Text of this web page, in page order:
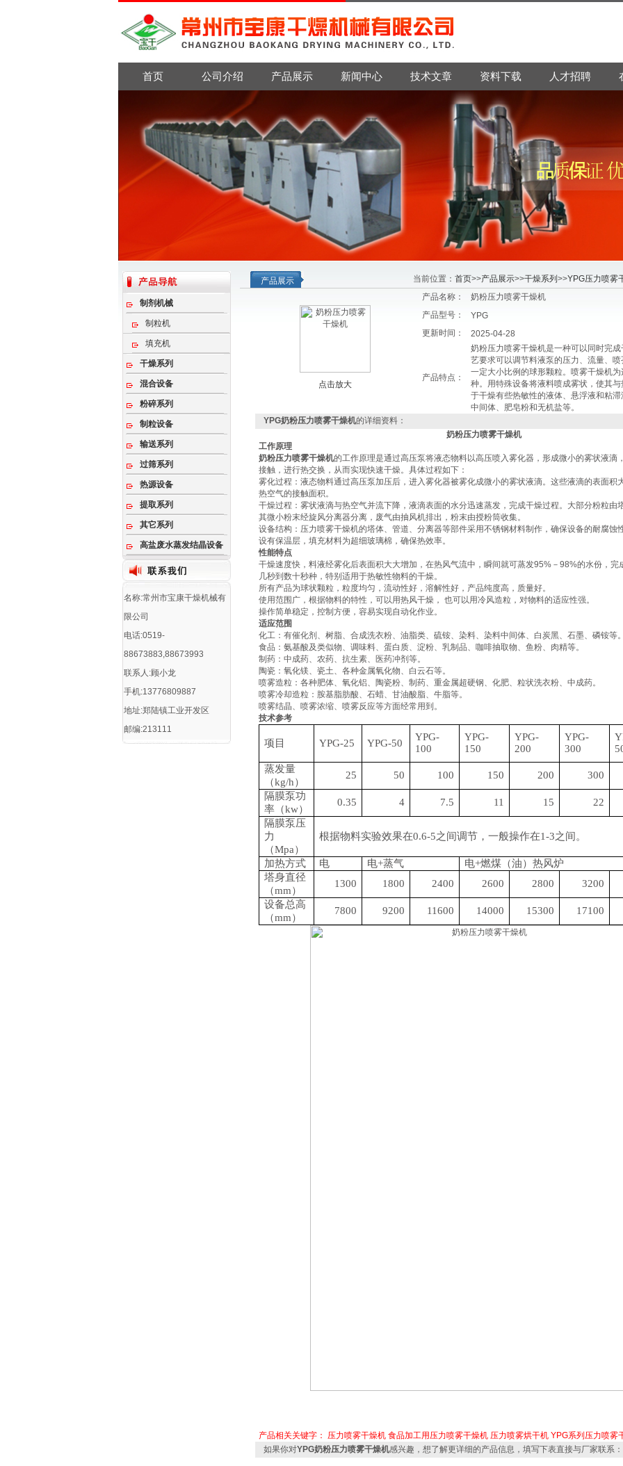
首页 公司介绍 产品展示 新闻中心 技术文章 资料下载 人才招聘
制剂机械
制粒机
填充机
干燥系列
混合设备
粉碎系列
制粒设备
输送系列
过筛系列
热源设备
提取系列
其它系列
高盐废水蒸发结晶设备
名称:常州市宝康干燥机械有
限公司
电话:0519-
88673883,88673993
联系人:顾小龙
手机:13776809887
地址:郑陆镇工业开发区
邮编:213111
产品展示 当前位置： 首页>>产品展示>>干燥系列 >>YPG压力喷雾
点击放大
产品名称：
奶粉压力喷雾干燥机
产品型号：
YPG
更新时间：
2025-04-28
产品特点：
奶粉压力喷雾干燥机是一种可以同时完
艺要求可以调节料液泵的压力、流量、
一定大小比例的球形颗粒。喷雾干燥机
种。用特殊设备将液料喷成雾状，使其
于干燥有些热敏性的液体、悬浮液和粘滞
中间体、肥皂粉和无机盐等。
YPG奶粉压力喷雾干燥机的详细资料：
奶粉压力喷雾干燥机
工作原理
奶粉压力喷雾干燥机的工作原理‌是通过高压泵将液态物料以高压喷入雾化器，形成微小的雾状液滴
接触，进行热交换，从而实现快速干燥。具体过程如下：
雾化过程‌：液态物料通过高压泵加压后，进入雾化器被雾化成微小的雾状液滴。这些液滴的表面积
热空气的接触面积‌。
干燥过程‌：雾状液滴与热空气并流下降，液滴表面的水分迅速蒸发，完成干燥过程。大部分粉粒由
其微小粉末经旋风分离器分离，废气由抽风机排出，粉末由授粉筒收集‌。
设备结构‌：压力喷雾干燥机的塔体、管道、分离器等部件采用不锈钢材料制作，确保设备的耐腐蚀
设有保温层，填充材料为超细玻璃棉，确保热效率‌。
性能特点
干燥速度快，料液经雾化后表面积大大增加，在热风气流中，瞬间就可蒸发95%－98%的水份，完
几秒到数十秒种，特别适用于热敏性物料的干燥。
所有产品为球状颗粒，粒度均匀，流动性好，溶解性好，产品纯度高，质量好。
使用范围广，根据物料的特性，可以用热风干燥， 也可以用冷风造粒，对物料的适应性强。
操作简单稳定，控制方便，容易实现自动化作业。
适应范围
化工：有催化剂、树脂、合成洗衣粉、油脂类、硫铵、染料、染料中间体、白炭黑、石墨、磷铵等。
食品：氨基酸及类似物、调味料、蛋白质、淀粉、乳制品、咖啡抽取物、鱼粉、肉精等。
制药：中成药、农药、抗生素、医药冲剂等。
陶瓷：氧化镁、瓷土、各种金属氧化物、白云石等。
喷雾造粒：各种肥体、氧化铝、陶瓷粉、制药、重金属超硬钢、化肥、粒状洗衣粉、中成药。
喷雾冷却造粒：胺基脂肪酸、石蜡、甘油酸脂、牛脂等。
喷雾结晶、喷雾浓缩、喷雾反应等方面经常用到。
技术参考
项目 YPG-25 YPG-50
YPG-
100
YPG-
150
YPG-
200
YPG-
300
蒸发量
（kg/h）
25 50 100 150 200 300
隔膜泵功
率（kw）
0.35 4 7.5 11 15 22
隔膜泵压
力
（Mpa）
根据物料实验效果在0.6-5之间调节，一般操作在1-3之间。
加热方式 电 电+蒸气 电+燃煤（油）热风炉
塔身直径
（mm）
1300 1800 2400 2600 2800 3200
设备总高
（mm）
7800 9200 11600 14000 15300 17100
产品相关关键字： 压力喷雾干燥机 食品加工用压力喷雾干燥机 压力喷雾烘干机 YPG系列压力喷雾
如果你对YPG奶粉压力喷雾干燥机感兴趣，想了解更详细的产品信息，填写下表直接与厂家联系：